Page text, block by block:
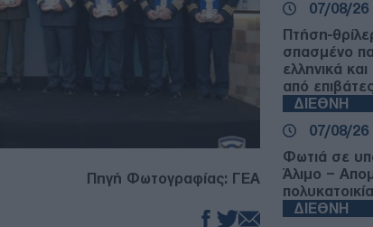
Πηγή Φωτογραφίας: ΓΕΑ
07/08/26
Πτήση-
σπασμένο
ελληνικά
από
ΔΙΕΘΝΗ
07/08/26
Φωτιά σε
Άλιμο –
ΔΙΕΘΝΗ